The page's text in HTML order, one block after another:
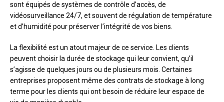
sont équipés de systèmes de contrôle d’accès, de
vidéosurveillance 24/7, et souvent de régulation de température
et d’humidité pour préserver l’intégrité de vos biens.
La flexibilité est un atout majeur de ce service. Les clients
peuvent choisir la durée de stockage qui leur convient, qu’il
s’agisse de quelques jours ou de plusieurs mois. Certaines
entreprises proposent même des contrats de stockage à long
terme pour les clients qui ont besoin de réduire leur espace de